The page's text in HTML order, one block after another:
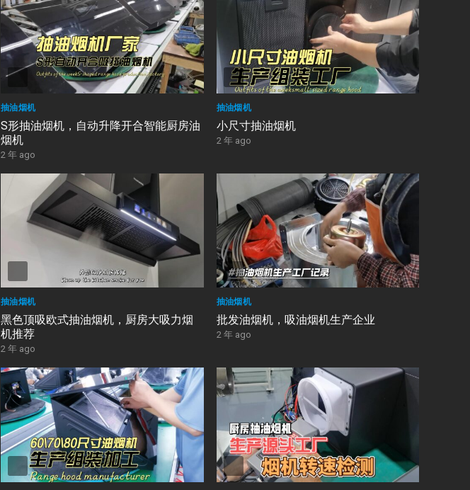
抽油烟机
S形抽油烟机，自动升降开合智能厨房油
烟机
2 年 ago
抽油烟机
小尺寸抽油烟机
2 年 ago
抽油烟机
黑色顶吸欧式抽油烟机，厨房大吸力烟
机推荐
2 年 ago
抽油烟机
批发油烟机，吸油烟机生产企业
2 年 ago